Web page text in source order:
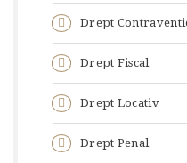
Drept
Drept Fiscal
Drept Locativ
Drept Penal